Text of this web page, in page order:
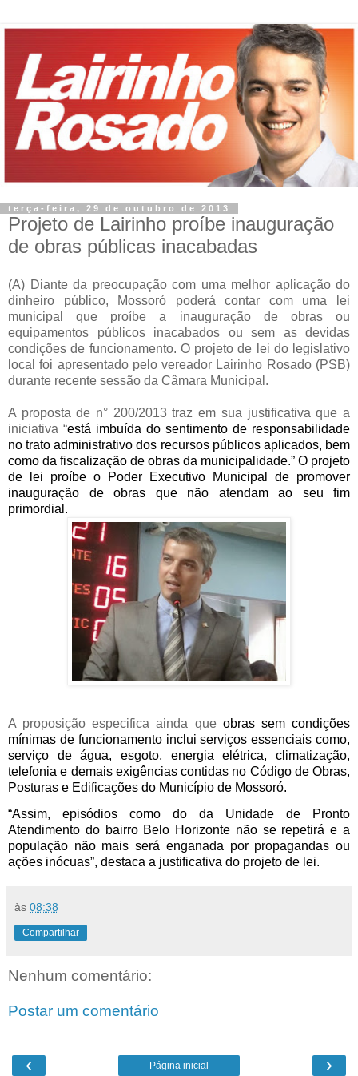
terça-feira, 29 de outubro de 2013
Projeto de Lairinho proíbe inauguração
de obras públicas inacabadas
(A) Diante da preocupação com uma melhor aplicação do
dinheiro público, Mossoró poderá contar com uma lei
municipal que proíbe a inauguração de obras ou
equipamentos públicos inacabados ou sem as devidas
condições de funcionamento. O projeto de lei do legislativo
local foi apresentado pelo vereador Lairinho Rosado (PSB)
durante recente sessão da Câmara Municipal.
A proposta de n° 200/2013 traz em sua justificativa que a
iniciativa “está imbuída do sentimento de responsabilidade
no trato administrativo dos recursos públicos aplicados, bem
como da fiscalização de obras da municipalidade.” O projeto
de lei proíbe o Poder Executivo Municipal de promover
inauguração de obras que não atendam ao seu fim
primordial.
A proposição especifica ainda que obras sem condições
mínimas de funcionamento inclui serviços essenciais como,
serviço de água, esgoto, energia elétrica, climatização,
telefonia e demais exigências contidas no Código de Obras,
Posturas e Edificações do Município de Mossoró.
“Assim, episódios como do da Unidade de Pronto
Atendimento do bairro Belo Horizonte não se repetirá e a
população não mais será enganada por propagandas ou
ações inócuas”, destaca a justificativa do projeto de lei.
às 08:38
Compartilhar
Nenhum comentário:
Postar um comentário
‹ ›
Página inicial